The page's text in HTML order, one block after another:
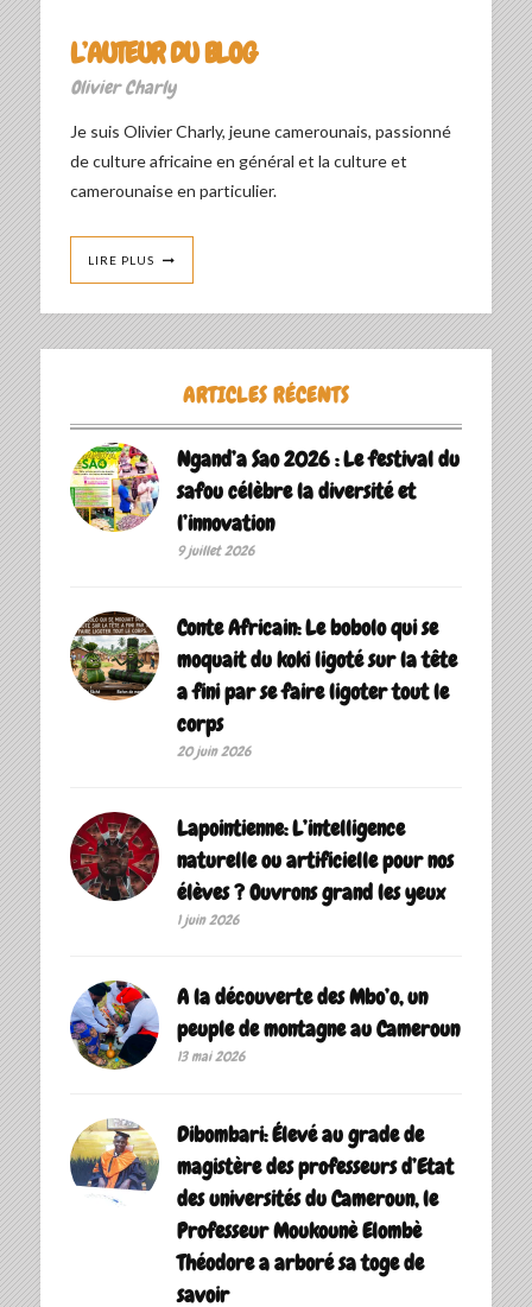
L’AUTEUR DU BLOG
Olivier Charly
Je suis Olivier Charly, jeune camerounais, passionné
de culture africaine en général et la culture et
camerounaise en particulier.
LIRE PLUS
ARTICLES RÉCENTS
Ngand’a Sao 2026 : Le festival du
safou célèbre la diversité et
l’innovation
9 juillet 2026
Conte Africain: Le bobolo qui se
moquait du koki ligoté sur la tête
a fini par se faire ligoter tout le
corps
20 juin 2026
Lapointienne: L’intelligence
naturelle ou artificielle pour nos
élèves ? Ouvrons grand les yeux
1 juin 2026
A la découverte des Mbo’o, un
peuple de montagne au Cameroun
13 mai 2026
Dibombari: Élevé au grade de
magistère des professeurs d’Etat
des universités du Cameroun, le
Professeur Moukounè Elombè
Théodore a arboré sa toge de
savoir ‎